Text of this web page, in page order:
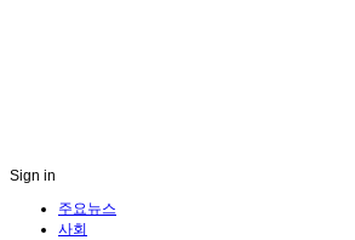
Sign in
주요뉴스
사회